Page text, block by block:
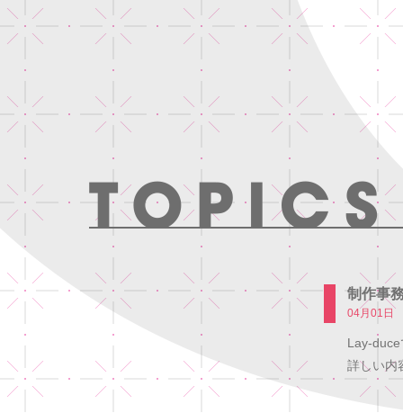
制作事
04月01日
Lay-
詳しい内